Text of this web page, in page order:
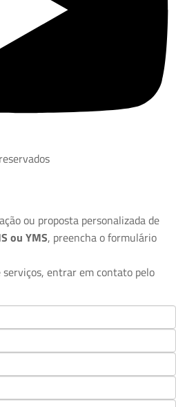
ou proposta personalizada de
ou YMS, preencha o formulário
entrar em contato pelo